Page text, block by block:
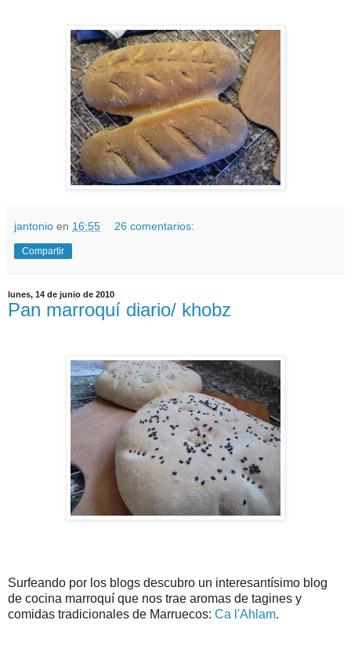
jantonio en 16:55 26 comentarios:
Compartir
lunes, 14 de junio de 2010
Pan marroquí diario/ khobz
Surfeando por los blogs descubro un interesantísimo blog
de cocina marroquí que nos trae aromas de tagines y
comidas tradicionales de Marruecos: Ca l'Ahlam.